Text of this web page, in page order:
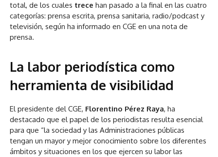
total, de los cuales trece han pasado a la final en las cuatro
categorías: prensa escrita, prensa sanitaria, radio/podcast y
televisión, según ha informado en CGE en una nota de
prensa.
La labor periodística como
herramienta de visibilidad
El presidente del CGE, Florentino Pérez Raya, ha
destacado que el papel de los periodistas resulta esencial
para que “la sociedad y las Administraciones públicas
tengan un mayor y mejor conocimiento sobre los diferentes
ámbitos y situaciones en los que ejercen su labor las